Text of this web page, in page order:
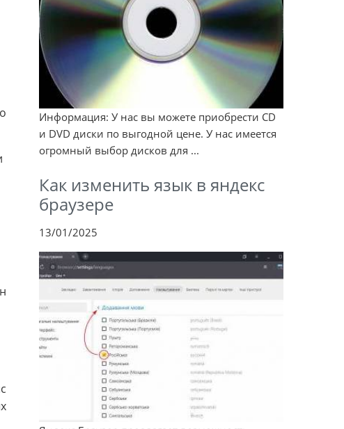
Информация: У нас вы можете приобрести CD
и DVD диски по выгодной цене. У нас имеется
огромный выбор дисков для ...
Как изменить язык в яндекс
браузере
13/01/2025